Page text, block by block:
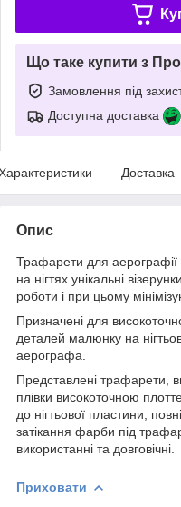
Що таке купити з
Замовлення під
Доступна доставка
Доставка
Опис
Трафарети для
на нігтях унікальні
роботи і при цьому
Призначені для
деталей малюнку на
аерографа.
Представлені трафарети,
плівки високоточною
до нігтьової пластини,
затікання фарби під
використанні та довговічні.
Приховати